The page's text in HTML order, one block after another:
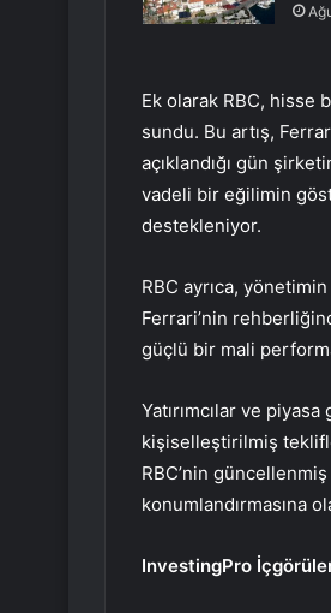
Ek olarak RBC, hisse
sundu. Bu artış,
açıklandığı gün
vadeli bir eğilimin
destekleniyor.
RBC ayrıca,
Ferrari’nin
güçlü bir mali
Yatırımcılar ve
kişiselleştirilmiş
RBC’nin
konumlandırmasına
InvestingPro